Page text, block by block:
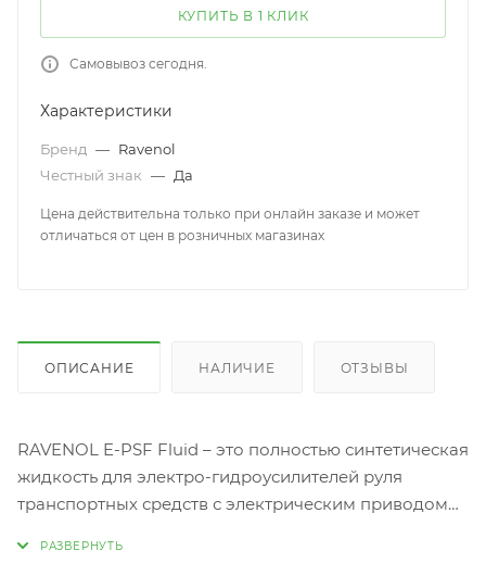
КУПИТЬ В 1 КЛИК
Самовывоз сегодня.
Характеристики
Бренд — Ravenol
Честный знак — Да
Цена действительна только при онлайн заказе и может
отличаться от цен в розничных магазинах
ОПИСАНИЕ НАЛИЧИЕ ОТЗЫВЫ
RAVENOL E-PSF Fluid – это полностью синтетическая
жидкость для электро-гидроусилителей руля
транспортных средств с электрическим приводом